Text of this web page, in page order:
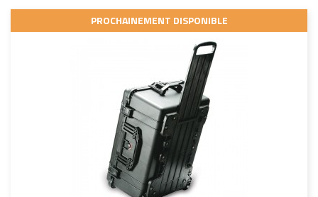
PROCHAINEMENT DISPONIBLE